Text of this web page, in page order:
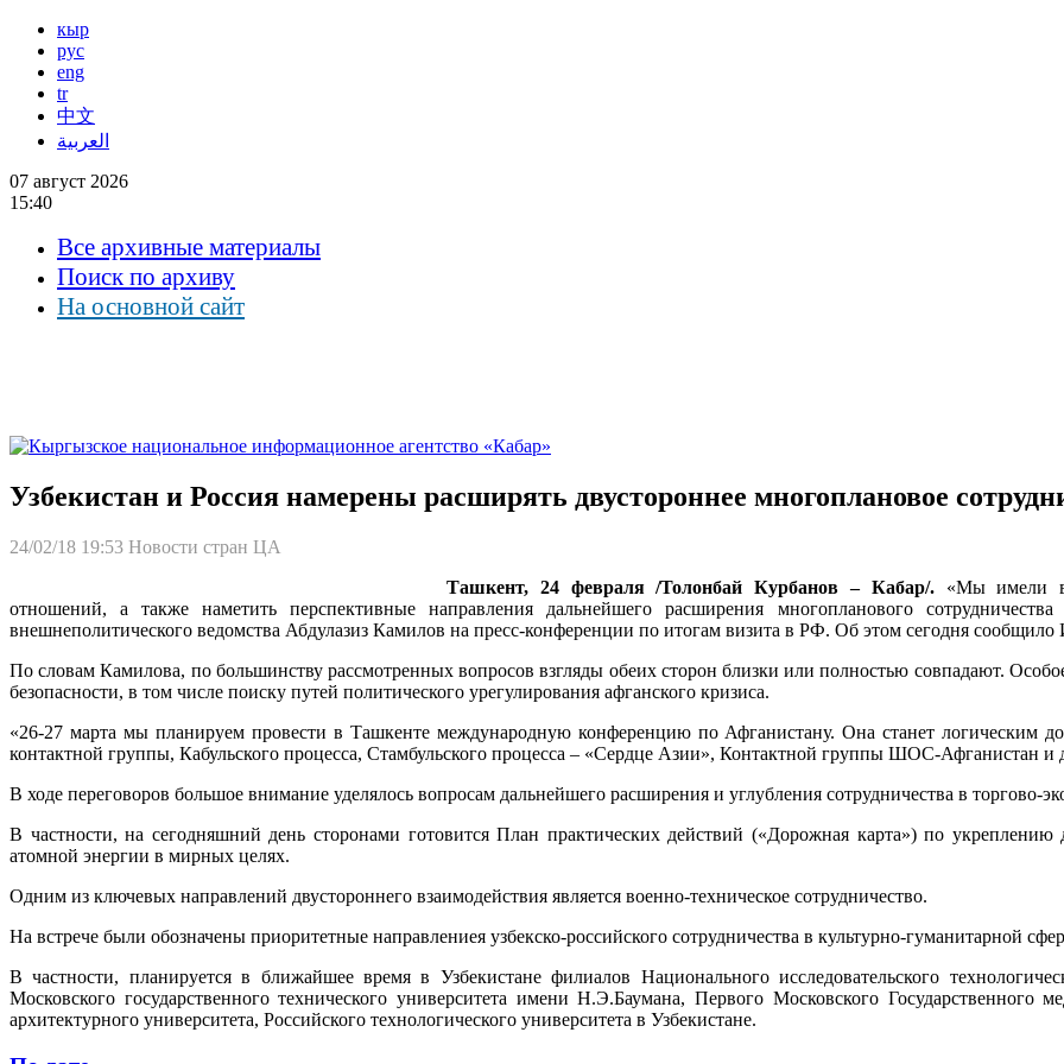
кыр
рус
eng
tr
中文
العربية
07 август 2026
15:40
Все архивные материалы
Поиск по архиву
На основной сайт
Узбекистан и Россия намерены расширять двустороннее многоплановое
24/02/18 19:53 Новости стран ЦА
Ташкент, 24 февраля /Толонбай Курбанов – Кабар/.«Мы имели
отношений, а также наметить перспективные направления дальнейшего расширения многопланового
внешнеполитического ведомства Абдулазиз Камилов на пресс-конференции по итогам визита в РФ. Об этом сегодня
По словам Камилова, по большинству рассмотренных вопросов взгляды обеих сторон близки или полностью совпадают.
безопасности, в том числе поиску путей политического урегулирования афганского кризиса.
«26-27 марта мы планируем провести в Ташкенте международную конференцию по Афганистану. Она станет логическим
контактной группы, Кабульского процесса, Стамбульского процесса – «Сердце Азии», Контактной группы ШОС-Афганистан и
В ходе переговоров большое внимание уделялось вопросам дальнейшего расширения и углубления сотрудничества в торгово-
В частности, на сегодняшний день сторонами готовится План практических действий («Дорожная карта») по укреплению
атомной энергии в мирных целях.
Одним из ключевых направлений двустороннего взаимодействия является военно-техническое сотрудничество.
На встрече были обозначены приоритетные направлениея узбекско-российского сотрудничества в культурно-гуманитарной
В частности, планируется в ближайшее время в Узбекистане филиалов Национального исследовательского
Московского государственного технического университета имени Н.Э.Баумана, Первого Московского
архитектурного университета, Российского технологического университета в Узбекистане.